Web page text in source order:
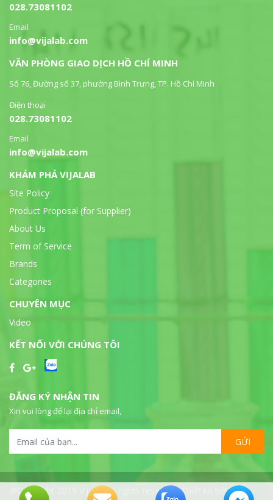
028.73081102
Email
info@vijalab.com
VĂN PHÒNG GIAO DỊCH HỒ CHÍ MINH
Số 76, Đường số 37, phường Bình Trưng, TP. Hồ Chí Minh
Điện thoại
028.73081102
Email
info@vijalab.com
KHÁM PHÁ VIJALAB
Site Policy
Product Proposal (for Supplier)
About Us
Term of Service
Brands
Categories
CHUYÊN MỤC
Video
KẾT NỐI VỚI CHÚNG TÔI
ĐĂNG KÝ NHẬN TIN
Xin vui lòng để lại địa chỉ email,
GỬI
@Copyright 2019 Vijalab all rights reserved. Thiết kế bởi